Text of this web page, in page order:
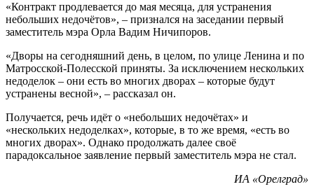
«Контракт продлевается до мая месяца, для устранения
небольших недочётов», – признался на заседании первый
заместитель мэра Орла Вадим Ничипоров.
«Дворы на сегодняшний день, в целом, по улице Ленина и по
Матросской-Полесской приняты. За исключением нескольких
недоделок – они есть во многих дворах – которые будут
устранены весной», – рассказал он.
Получается, речь идёт о «небольших недочётах» и
«нескольких недоделках», которые, в то же время, «есть во
многих дворах». Однако продолжать далее своё
парадоксальное заявление первый заместитель мэра не стал.
ИА «Орелград»